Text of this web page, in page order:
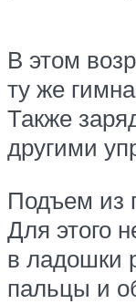
В этом
ту же
Также
другими
Подъем из
Для этого
в ладошки
пальцы и